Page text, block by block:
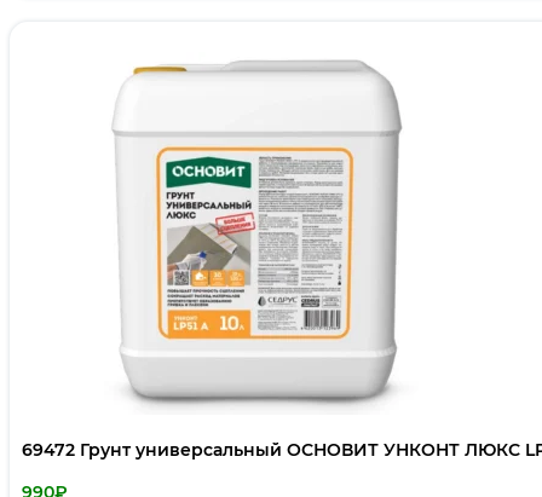
69472 Грунт универсальный ОСНОВИТ УНКОНТ ЛЮКС
990₽